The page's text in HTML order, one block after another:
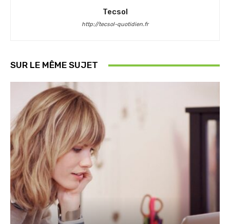
Tecsol
http://tecsol-quotidien.fr
SUR LE MÊME SUJET